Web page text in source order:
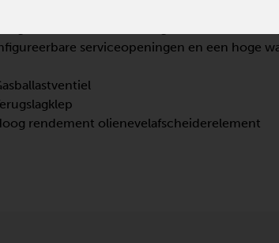
en voedselverwerkingsmachines. De
serviceopeningen en een hoge
rendement olienevelafscheiderelement